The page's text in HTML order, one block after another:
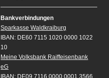
Bankverbindungen
Sparkasse Waldkraiburg
IBAN: DE60 7115 1020 0000 1022
10
Meine Volksbank Raiffeisenbank
eG
IBAN: DE09 7116 0000 0001 3566